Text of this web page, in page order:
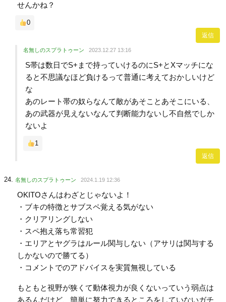
せんかね？
0
返信
名無しのスプラトゥーン 2023.12.27 13:16
S帯は数日でS+まで持っていけるのにS+とXマッチにな
ると不思議なほど負けるって普通に考えておかしいけど
な
あのレート帯の奴らなんて敵があそことあそこにいる、
あの武器が見えないなんて判断能力ないし不自然でしか
ないよ
1
返信
名無しのスプラトゥーン 2024.1.19 12:36
OKITOさんはわざとじゃないよ！
・ブキの特徴とサブスペ覚える気がない
・クリアリングしない
・スペ抱え落ち常習犯
・エリアとヤグラはルール関与しない（アサリは関与する
しかないので勝てる）
・コメントでのアドバイスを実質無視している
もともと視野が狭くて動体視力が良くないっていう弱点は
あるんだけど、簡単に努力できるところをしていないガチ